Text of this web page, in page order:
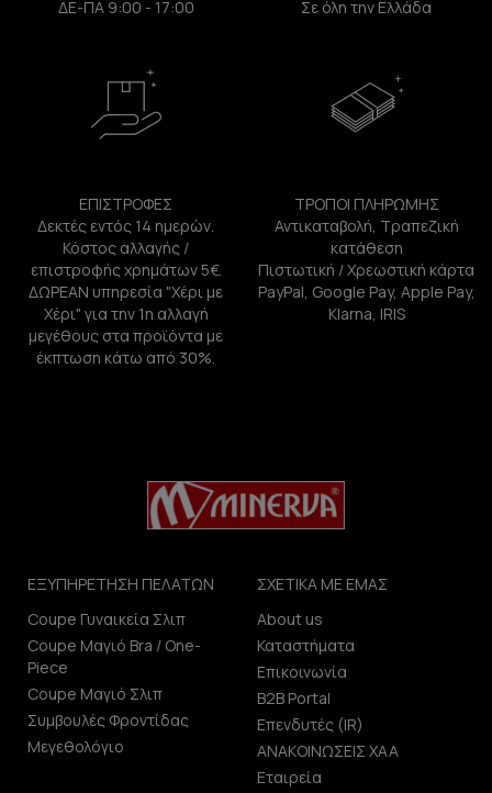
ΔΕ-ΠΑ 9:00 - 17:00
Σε όλη την Ελλάδα
ΕΠΙΣΤΡΟΦΕΣ
Δεκτές εντός 14 ημερών.
Κόστος αλλαγής /
επιστροφής χρημάτων 5€.
ΔΩΡΕΑΝ υπηρεσία "Χέρι με
Χέρι" για την 1η αλλαγή
μεγέθους στα προϊόντα με
έκπτωση κάτω από 30%.
ΤΡΟΠΟΙ ΠΛΗΡΩΜΗΣ
Αντικαταβολή, Τραπεζική
κατάθεση
Πιστωτική / Χρεωστική κάρτα
PayPal, Google Pay, Apple Pay,
Klarna, IRIS
ΕΞΥΠΗΡΕΤΗΣΗ ΠΕΛΑΤΩΝ
Coupe Γυναικεία Σλιπ
Coupe Μαγιό Bra / One-
Piece
Coupe Μαγιό Σλιπ
Συμβουλές Φροντίδας
Μεγεθολόγιο
ΣΧΕΤΙΚΑ ΜΕ ΕΜΑΣ
About us
Καταστήματα
Επικοινωνία
B2B Portal
Επενδυτές (IR)
ΑΝΑΚΟΙΝΩΣΕΙΣ ΧΑΑ
Εταιρεία